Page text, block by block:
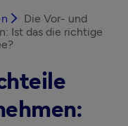
arrow_forward_ios
Die Vor- und
Ist das die richtige